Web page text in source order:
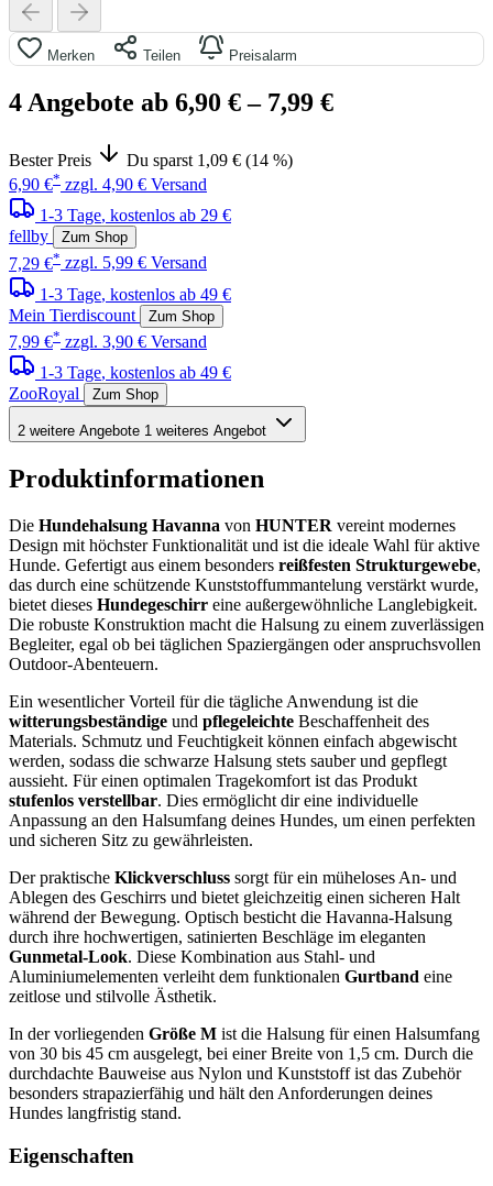
Merken Teilen Preisalarm
4 Angebote ab 6,90 €– 7,99 €
Bester Preis
Du sparst 1,09 € (14 %)
6,90 €* zzgl. 4,90 € Versand
1-3 Tage, kostenlos ab 29 €
fellby
Zum Shop
7,29 €* zzgl. 5,99 € Versand
1-3 Tage, kostenlos ab 49 €
Mein Tierdiscount
Zum Shop
7,99 €* zzgl. 3,90 € Versand
1-3 Tage, kostenlos ab 49 €
ZooRoyal
Zum Shop
2 weitere Angebote 1 weiteres Angebot
Produktinformationen
Die Hundehalsung Havanna von HUNTER vereint modernes
Design mit höchster Funktionalität und ist die ideale Wahl für aktive
Hunde. Gefertigt aus einem besonders reißfesten Strukturgewebe,
das durch eine schützende Kunststoffummantelung verstärkt wurde,
bietet dieses Hundegeschirr eine außergewöhnliche Langlebigkeit.
Die robuste Konstruktion macht die Halsung zu einem zuverlässigen
Begleiter, egal ob bei täglichen Spaziergängen oder anspruchsvollen
Outdoor-Abenteuern.
Ein wesentlicher Vorteil für die tägliche Anwendung ist die
witterungsbeständige und pflegeleichte Beschaffenheit des
Materials. Schmutz und Feuchtigkeit können einfach abgewischt
werden, sodass die schwarze Halsung stets sauber und gepflegt
aussieht. Für einen optimalen Tragekomfort ist das Produkt
stufenlos verstellbar. Dies ermöglicht dir eine individuelle
Anpassung an den Halsumfang deines Hundes, um einen perfekten
und sicheren Sitz zu gewährleisten.
Der praktische Klickverschluss sorgt für ein müheloses An- und
Ablegen des Geschirrs und bietet gleichzeitig einen sicheren Halt
während der Bewegung. Optisch besticht die Havanna-Halsung
durch ihre hochwertigen, satinierten Beschläge im eleganten
Gunmetal-Look. Diese Kombination aus Stahl- und
Aluminiumelementen verleiht dem funktionalen Gurtband eine
zeitlose und stilvolle Ästhetik.
In der vorliegenden Größe M ist die Halsung für einen Halsumfang
von 30 bis 45 cm ausgelegt, bei einer Breite von 1,5 cm. Durch die
durchdachte Bauweise aus Nylon und Kunststoff ist das Zubehör
besonders strapazierfähig und hält den Anforderungen deines
Hundes langfristig stand.
Eigenschaften